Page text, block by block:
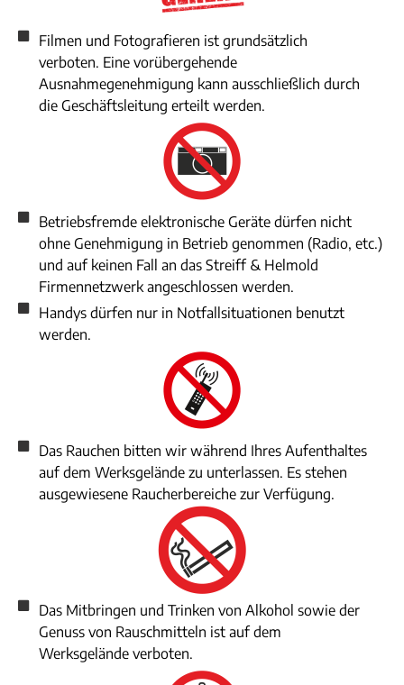
Filmen und Fotografieren ist grundsätzlich
verboten. Eine vorübergehende
Ausnahmegenehmigung kann ausschließlich durch
die Geschäftsleitung erteilt werden.
Betriebsfremde elektronische Geräte dürfen nicht
ohne Genehmigung in Betrieb genommen (Radio, etc.)
und auf keinen Fall an das Streiff & Helmold
Firmennetzwerk angeschlossen werden.
Handys dürfen nur in Notfallsituationen benutzt
werden.
Das Rauchen bitten wir während Ihres Aufenthaltes
auf dem Werksgelände zu unterlassen. Es stehen
ausgewiesene Raucherbereiche zur Verfügung.
Das Mitbringen und Trinken von Alkohol sowie der
Genuss von Rauschmitteln ist auf dem
Werksgelände verboten.